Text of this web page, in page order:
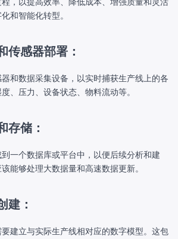
和智能化转型。
传感器部署：
和数据采集设备，以实时捕获生产线上的各
、压力、设备状态、物料流动等。
存储：
一个数据库或平台中，以便后续分析和建
能够处理大数据量和高速数据更新。
建：
建立与实际生产线相对应的数字模型。这包